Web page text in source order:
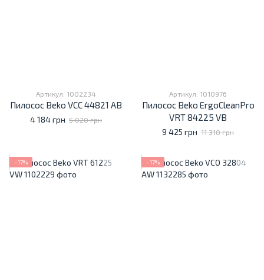
Артикул: 1002234
Пилосос Beko VCC 44821 AB
4 184 грн 5 020 грн
Артикул: 1010976
Пилосос Beko ErgoCleanPro
VRT 84225 VB
9 425 грн 11 310 грн
−17% −17%